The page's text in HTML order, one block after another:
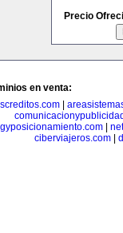
Precio
en venta:
|
ciberviajeros.com|